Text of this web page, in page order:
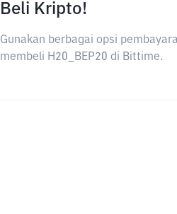
Beli Kripto!
Gunakan berbagai opsi
membeli H20_BEP20 di Bittime.